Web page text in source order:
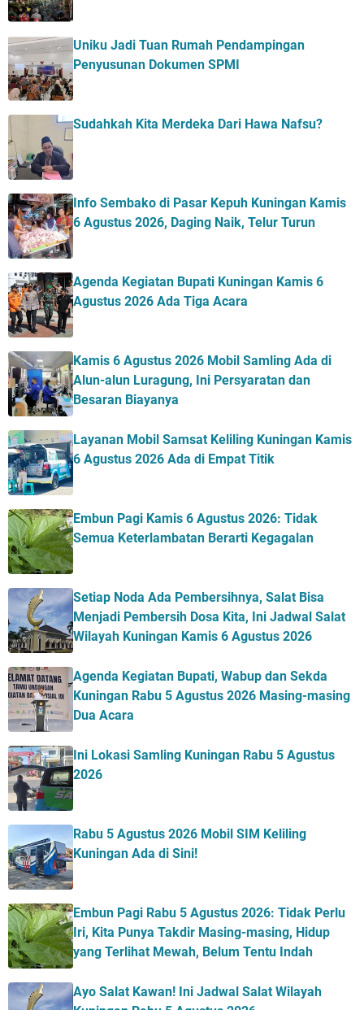
Uniku Jadi Tuan Rumah Pendampingan
Penyusunan Dokumen SPMI
Sudahkah Kita Merdeka Dari Hawa Nafsu?
Info Sembako di Pasar Kepuh Kuningan Kamis
6 Agustus 2026, Daging Naik, Telur Turun
Agenda Kegiatan Bupati Kuningan Kamis 6
Agustus 2026 Ada Tiga Acara
Kamis 6 Agustus 2026 Mobil Samling Ada di
Alun-alun Luragung, Ini Persyaratan dan
Besaran Biayanya
Layanan Mobil Samsat Keliling Kuningan Kamis
6 Agustus 2026 Ada di Empat Titik
Embun Pagi Kamis 6 Agustus 2026: Tidak
Semua Keterlambatan Berarti Kegagalan
Setiap Noda Ada Pembersihnya, Salat Bisa
Menjadi Pembersih Dosa Kita, Ini Jadwal Salat
Wilayah Kuningan Kamis 6 Agustus 2026
Agenda Kegiatan Bupati, Wabup dan Sekda
Kuningan Rabu 5 Agustus 2026 Masing-masing
Dua Acara
Ini Lokasi Samling Kuningan Rabu 5 Agustus
2026
Rabu 5 Agustus 2026 Mobil SIM Keliling
Kuningan Ada di Sini!
Embun Pagi Rabu 5 Agustus 2026: Tidak Perlu
Iri, Kita Punya Takdir Masing-masing, Hidup
yang Terlihat Mewah, Belum Tentu Indah
Ayo Salat Kawan! Ini Jadwal Salat Wilayah